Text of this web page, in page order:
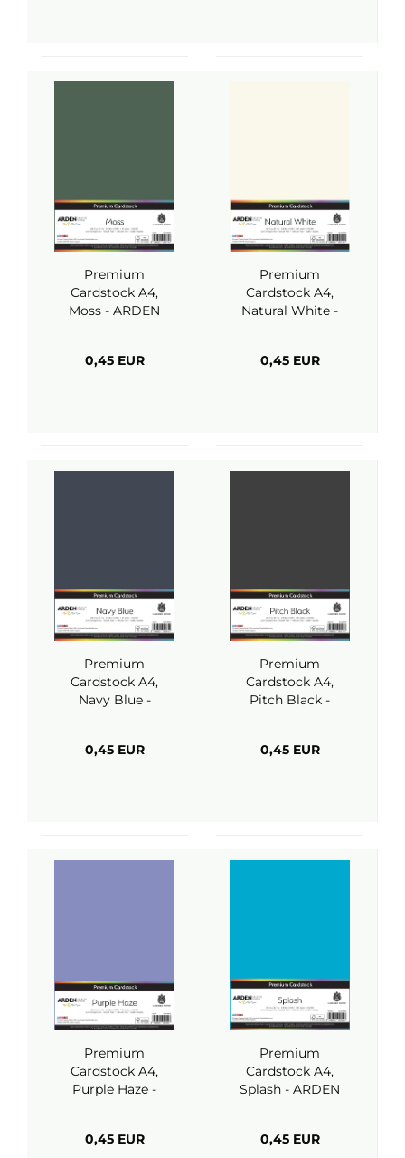
Premium
Cardstock A4,
Moss - ARDEN
0,45 EUR
Premium
Cardstock A4,
Natural White -
0,45 EUR
Premium
Cardstock A4,
Navy Blue -
0,45 EUR
Premium
Cardstock A4,
Pitch Black -
0,45 EUR
Premium
Cardstock A4,
Purple Haze -
0,45 EUR
Premium
Cardstock A4,
Splash - ARDEN
0,45 EUR